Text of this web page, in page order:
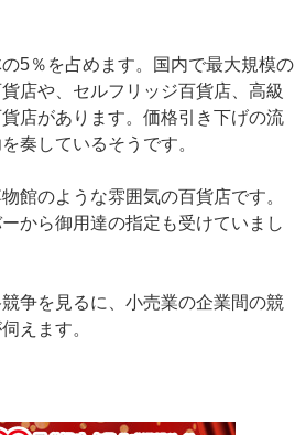
5％を占めます。国内で最大規模の
店や、セルフリッジ百貨店、高級
店があります。価格引き下げの流
奏しているそうです。
館のような雰囲気の百貨店です。
から御用達の指定も受けていまし
争を見るに、小売業の企業間の競
えます。